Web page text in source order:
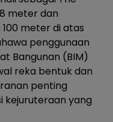
meter dan
meter di atas
penggunaan
Bangunan (BIM)
reka bentuk dan
penting
kejuruteraan yang